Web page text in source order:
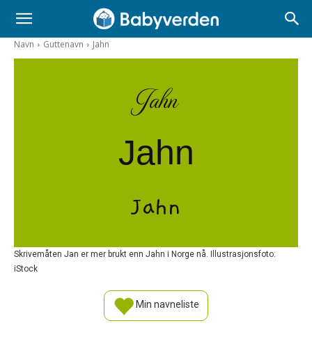
Navn Guttenavn Jahn
Jahn
Jahn
Jahn
Skrivemåten Jan er mer brukt enn Jahn i Norge nå. Illustrasjonsfoto:
iStock
Min navneliste